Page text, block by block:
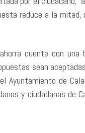
reduce a la
cuente con una
sean
Ayuntamiento de
y ciudadanas de